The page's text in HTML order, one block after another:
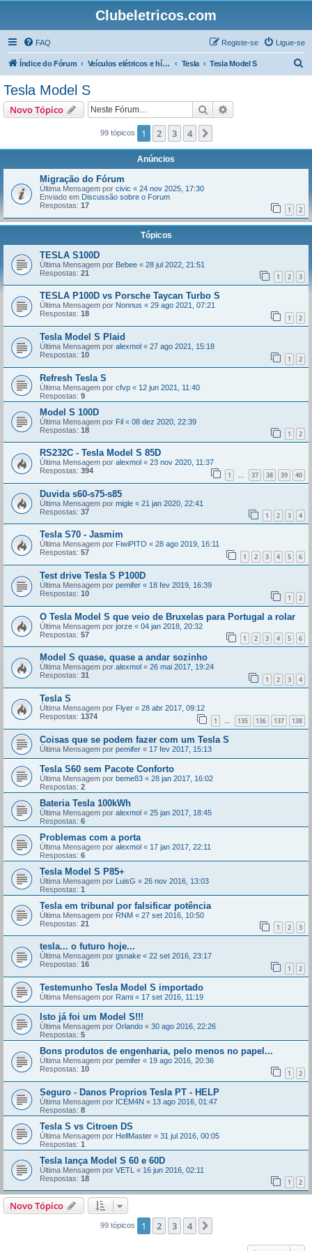
Clubeletricos.com
FAQ Ligue-se
Registe-se
Índice do Fórum Veículos elétricos e híbridos plug-in Tesla Tesla Model S
Tesla Model S
Novo Tópico Pesquisar
99 tópicos 1 2 3 4
Anúncios
Migração do Fórum
Última Mensagem por civic « 24 nov 2025, 17:30
Enviado em Discussão sobre o Forum
Respostas: 17 1 2
Tópicos
TESLA S100D
Última Mensagem por Bebee « 28 jul 2022, 21:51
Respostas: 21 1 2 3
TESLA P100D vs Porsche Taycan Turbo S
Última Mensagem por Nonnus « 29 ago 2021, 07:21
Respostas: 18 1 2
Tesla Model S Plaid
Última Mensagem por alexmol « 27 ago 2021, 15:18
Respostas: 10 1 2
Refresh Tesla S
Última Mensagem por cfvp « 12 jun 2021, 11:40
Respostas: 9
Model S 100D
Última Mensagem por Fil « 08 dez 2020, 22:39
Respostas: 18 1 2
RS232C - Tesla Model S 85D
Última Mensagem por alexmol « 23 nov 2020, 11:37
Respostas: 394 1 ... 37 38 39 40
Duvida s60-s75-s85
Última Mensagem por migle « 21 jan 2020, 22:41
Respostas: 37 1 2 3 4
Tesla S70 - Jasmim
Última Mensagem por FiwiPITO « 28 ago 2019, 16:11
Respostas: 57 1 2 3 4 5 6
Test drive Tesla S P100D
Última Mensagem por pemifer « 18 fev 2019, 16:39
Respostas: 10 1 2
O Tesla Model S que veio de Bruxelas para Portugal a rolar
Última Mensagem por jorze « 04 jan 2018, 20:32
Respostas: 57 1 2 3 4 5 6
Model S quase, quase a andar sozinho
Última Mensagem por alexmol « 26 mai 2017, 19:24
Respostas: 31 1 2 3 4
Tesla S
Última Mensagem por Flyer « 28 abr 2017, 09:12
Respostas: 1374 1 ... 135 136 137 138
Coisas que se podem fazer com um Tesla S
Última Mensagem por pemifer « 17 fev 2017, 15:13
Tesla S60 sem Pacote Conforto
Última Mensagem por beme83 « 28 jan 2017, 16:02
Respostas: 2
Bateria Tesla 100kWh
Última Mensagem por alexmol « 25 jan 2017, 18:45
Respostas: 6
Problemas com a porta
Última Mensagem por alexmol « 17 jan 2017, 22:11
Respostas: 6
Tesla Model S P85+
Última Mensagem por LuisG « 26 nov 2016, 13:03
Respostas: 1
Tesla em tribunal por falsificar potência
Última Mensagem por RNM « 27 set 2016, 10:50
Respostas: 21 1 2 3
tesla... o futuro hoje...
Última Mensagem por gsnake « 22 set 2016, 23:17
Respostas: 16 1 2
Testemunho Tesla Model S importado
Última Mensagem por Rami « 17 set 2016, 11:19
Isto já foi um Model S!!!
Última Mensagem por Orlando « 30 ago 2016, 22:26
Respostas: 5
Bons produtos de engenharia, pelo menos no papel...
Última Mensagem por pemifer « 19 ago 2016, 20:36
Respostas: 10 1 2
Seguro - Danos Proprios Tesla PT - HELP
Última Mensagem por ICEM4N « 13 ago 2016, 01:47
Respostas: 8
Tesla S vs Citroen DS
Última Mensagem por HellMaster « 31 jul 2016, 00:05
Respostas: 1
Tesla lança Model S 60 e 60D
Última Mensagem por VETL « 16 jun 2016, 02:11
Respostas: 18 1 2
Novo Tópico
99 tópicos 1 2 3 4